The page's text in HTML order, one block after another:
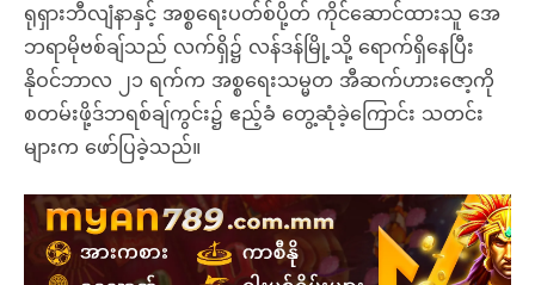
ရုရှားဘီလျံနာနှင့် အစ္စရေးပတ်စ်ပို့တ် ကိုင်ဆောင်ထားသူ အေ
ဘရာမိုဗစ်ချ်သည် လက်ရှိ၌ လန်ဒန်မြို့သို့ ရောက်ရှိနေပြီး
နိုဝင်ဘာလ ၂၁ ရက်က အစ္စရေးသမ္မတ အီဆက်ဟားဇော့ကို
စတမ်းဖို့ဒ်ဘရစ်ချ်ကွင်း၌ ဧည့်ခံ တွေ့ဆုံခဲ့ကြောင်း သတင်း
များက ဖော်ပြခဲ့သည်။